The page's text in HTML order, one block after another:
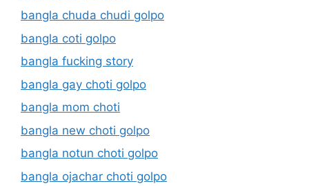
bangla chuda chudi golpo
bangla coti golpo
bangla fucking story
bangla gay choti golpo
bangla mom choti
bangla new choti golpo
bangla notun choti golpo
bangla ojachar choti golpo